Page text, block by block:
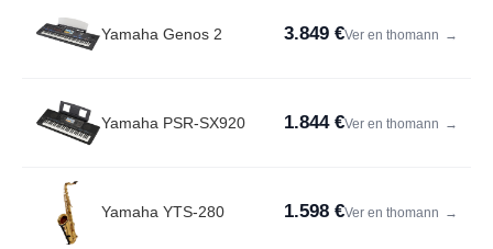
Yamaha Genos 2 3.849 €Ver en thomann →
Yamaha PSR-SX920 1.844 €Ver en thomann →
Yamaha YTS-280 1.598 €Ver en thomann →